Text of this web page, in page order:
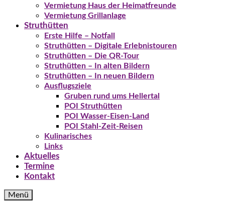
Vermietung Haus der Heimatfreunde
Vermietung Grillanlage
Struthütten
Erste Hilfe – Notfall
Struthütten – Digitale Erlebnistouren
Struthütten – Die QR-Tour
Struthütten – In alten Bildern
Struthütten – In neuen Bildern
Ausflugsziele
Gruben rund ums Hellertal
POI Struthütten
POI Wasser-Eisen-Land
POI Stahl-Zeit-Reisen
Kulinarisches
Links
Aktuelles
Termine
Kontakt
Menü